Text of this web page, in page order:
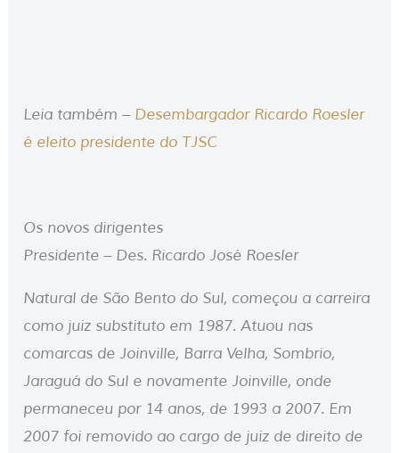
Leia também – Desembargador Ricardo Roesler
é eleito presidente do TJSC
Os novos dirigentes
Presidente – Des. Ricardo José Roesler
Natural de São Bento do Sul, começou a carreira
como juiz substituto em 1987. Atuou nas
comarcas de Joinville, Barra Velha, Sombrio,
Jaraguá do Sul e novamente Joinville, onde
permaneceu por 14 anos, de 1993 a 2007. Em
2007 foi removido ao cargo de juiz de direito de